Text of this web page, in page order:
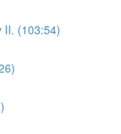
II. (103:54)